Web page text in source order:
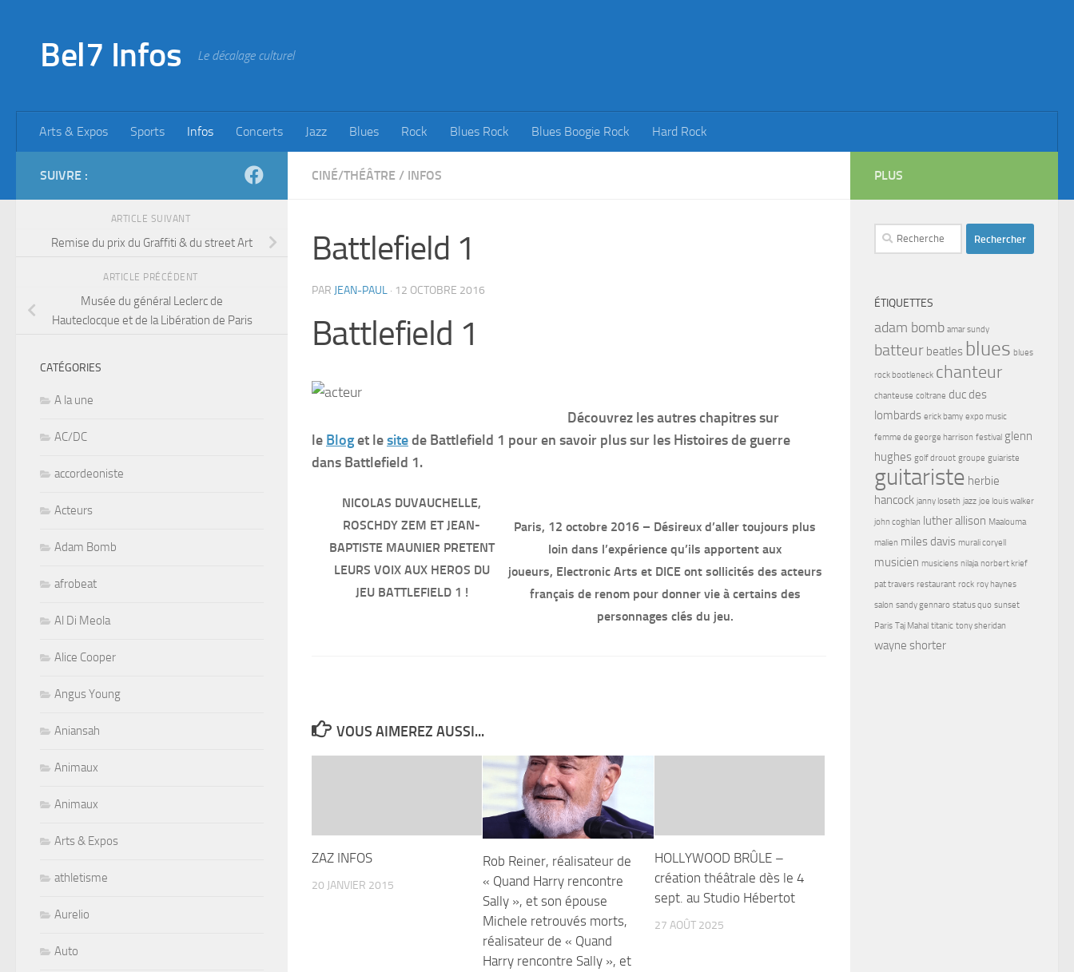
Bel7 Infos Le décalage culturel
Arts & Expos Sports Infos Concerts Jazz Blues Rock Blues Rock Blues Boogie Rock Hard Rock
CINÉ/THÉÂTRE / INFOS
Battlefield 1
PAR JEAN-PAUL · 12 OCTOBRE 2016
Battlefield 1
Découvrez les autres chapitres sur
le Bloget lesitede Battlefield 1 pour en savoir plus sur les Histoires de guerre
dans Battlefield 1.
NICOLAS DUVAUCHELLE,
ROSCHDY ZEM ET JEAN-
BAPTISTE MAUNIER PRETENT
LEURS VOIX AUX HEROS DU
JEU BATTLEFIELD 1 !
Paris, 12 octobre 2016 – Désireux d’aller toujours plus
loin dans l’expérience qu’ils apportent aux
joueurs, Electronic Arts et DICE ont sollicités des acteurs
français de renom pour donner vie à certains des
personnages clés du jeu.
VOUS AIMEREZ AUSSI...
ZAZ INFOS
20 JANVIER 2015
Rob Reiner, réalisateur de
« Quand Harry rencontre
Sally », et son épouse
Michele retrouvés morts,
réalisateur de « Quand
Harry rencontre Sally », et
HOLLYWOOD BRÛLE –
création théâtrale dès le 4
sept. au Studio Hébertot
27 AOÛT 2025
SUIVRE :
ARTICLE SUIVANT
Remise du prix du Graffiti & du street Art
ARTICLE PRÉCÉDENT
Musée du général Leclerc de
Hauteclocque et de la Libération de Paris
CATÉGORIES
A la une
AC/DC
accordeoniste
Acteurs
Adam Bomb
afrobeat
Al Di Meola
Alice Cooper
Angus Young
Aniansah
Animaux
Animaux
Arts & Expos
athletisme
Aurelio
Auto
PLUS
Rechercher :
ÉTIQUETTES
adam bomb amar sundy
batteur beatles blues blues
rock bootleneck chanteur
chanteuse coltrane duc des
lombards erick bamy expo music
femme de george harrison festival glenn
hughes golf drouot groupe guiariste
guitariste herbie
hancock janny loseth jazz joe louis walker
john coghlan luther allison Maalouma
malien miles davis murali coryell
musicien musiciens nilaja norbert krief
pat travers restaurant rock roy haynes
salon sandy gennaro status quo sunset
Paris Taj Mahal titanic tony sheridan
wayne shorter